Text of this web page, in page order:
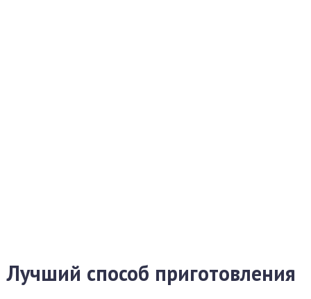
Лучший способ приготовления